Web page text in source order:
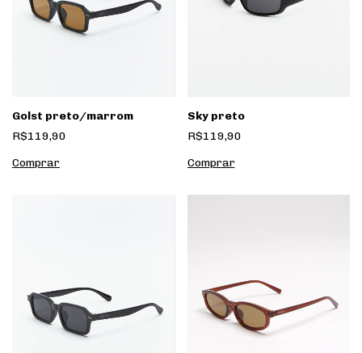
Golst preto/marrom
R$119,90
Sky preto
R$119,90